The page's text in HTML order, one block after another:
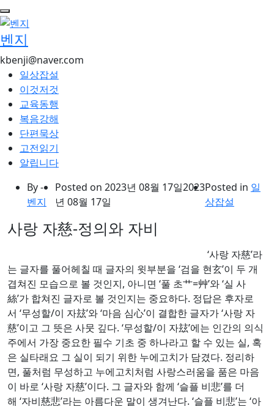
콘
텐
츠
로
건
너
뛰
기
벤지
kbenji@naver.com
일상잡설
이것저것
교육동행
복음강해
단편묵상
고전읽기
알립니다
By -
벤지
Posted on 2023년 08월 17일2023
년 08월 17일
Posted in 일
상잡설
사랑 자慈-정의와 자비
‘사랑 자慈’라
는 글자를 풀어헤칠 때 글자의 윗부분을 ‘검을 현玄’이 두 개
겹쳐진 모습으로 볼 것인지, 아니면 ‘풀 초艹=艸’와 ‘실 사
絲’가 합쳐진 글자로 볼 것인지는 중요하다. 정답은 후자로
서 ‘무성할/이 자玆’와 ‘마음 심心’이 결합한 글자가 ‘사랑 자
慈’이고 그 뜻은 사뭇 깊다. ‘무성할/이 자玆’에는 인간의 의식
주에서 가장 중요한 필수 기초 중 하나라고 할 수 있는 실, 혹
은 실타래요 그 실이 되기 위한 누에고치가 담겼다. 정리하
면, 풀처럼 무성하고 누에고치처럼 사랑스러움을 품은 마음
이 바로 ‘사랑 자慈’이다. 그 글자와 함께 ‘슬플 비悲’를 더
해 ‘자비慈悲’라는 아름다운 말이 생겨난다. ‘슬플 비悲’는 ‘아